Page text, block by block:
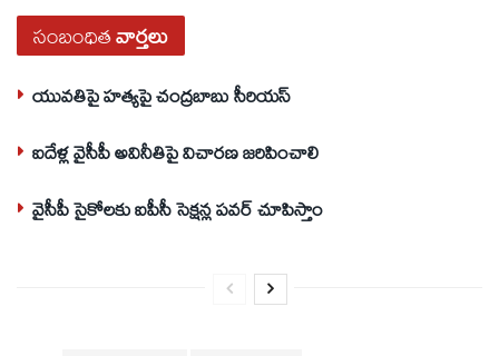
సంబంధితవార్తలు
యువతిపై హత్యపై చంద్రబాబు సీరియస్‌
ఐదేళ్ల వైసీపీ అవినీతిపై విచారణ జరిపించాలి
వైసీపీ సైకోలకు ఐపీసీ సెక్షన్ల పవర్‌ చూపిస్తాం